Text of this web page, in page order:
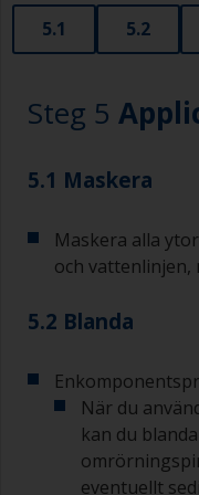
svåråtkomliga
och torka
för att undvika
Kvaliteten på
Både naturliga
användas.
För att
För att rengöra
hands i en
rent dem om
grund av
5.1 5.2
Steg 5
5.1 Maskera
Maskera alla
och vattenlinjen,
5.2 Blanda
När du
kan du
eventuellt